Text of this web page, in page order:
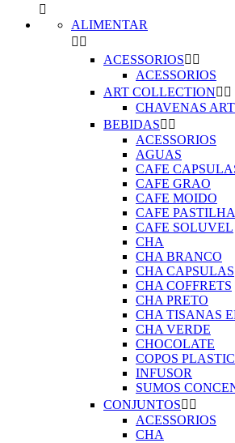

ALIMENTAR
 
ACESSORIOS 
ACESSORIOS
ART COLLECTION 
CHAVENAS
BEBIDAS 
ACESSORIOS
AGUAS
CAFE
CAFE GRAO
CAFE MOIDO
CAFE
CAFE SOLUVEL
CHA
CHA BRANCO
CHA CAPSULAS
CHA COFFRETS
CHA PRETO
CHA TISANAS
CHA VERDE
CHOCOLATE
COPOS
INFUSOR
SUMOS
CONJUNTOS 
ACESSORIOS
CHA